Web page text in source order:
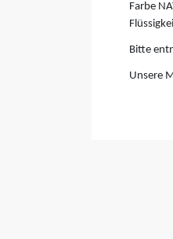
Farbe
Bitte
Unsere